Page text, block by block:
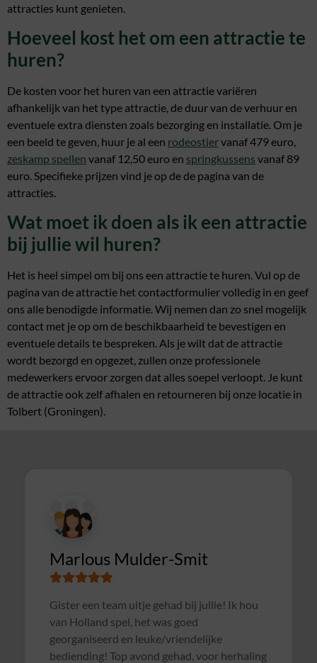
attracties kunt genieten.
Hoeveel kost het om een attractie te
huren?
De kosten voor het huren van een attractie variëren
afhankelijk van het type attractie, de duur van de verhuur en
eventuele extra diensten zoals bezorging en installatie. Om je
een beeld te geven, huur je al een rodeostiervanaf 479 euro,
zeskamp spellen vanaf 12,50 euro en springkussens vanaf 89
euro. Specifieke prijzen vind je op de de pagina van de
attracties.
Wat moet ik doen als ik een attractie
bij jullie wil huren?
Het is heel simpel om bij ons een attractie te huren. Vul op de
pagina van de attractie het contactformulier volledig in en geef
ons alle benodigde informatie. Wij nemen dan zo snel mogelijk
contact met je op om de beschikbaarheid te bevestigen en
eventuele details te bespreken. Als je wilt dat de attractie
wordt bezorgd en opgezet, zullen onze professionele
medewerkers ervoor zorgen dat alles soepel verloopt. Je kunt
de attractie ook zelf afhalen en retourneren bij onze locatie in
Tolbert (Groningen).
Marlous Mulder-Smit
Gister een team uitje gehad bij jullie! Ik hou
van Holland spel, het was goed
georganiseerd en leuke/vriendelijke
bediending! Top avond gehad, voor herhaling